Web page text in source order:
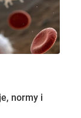
normy i